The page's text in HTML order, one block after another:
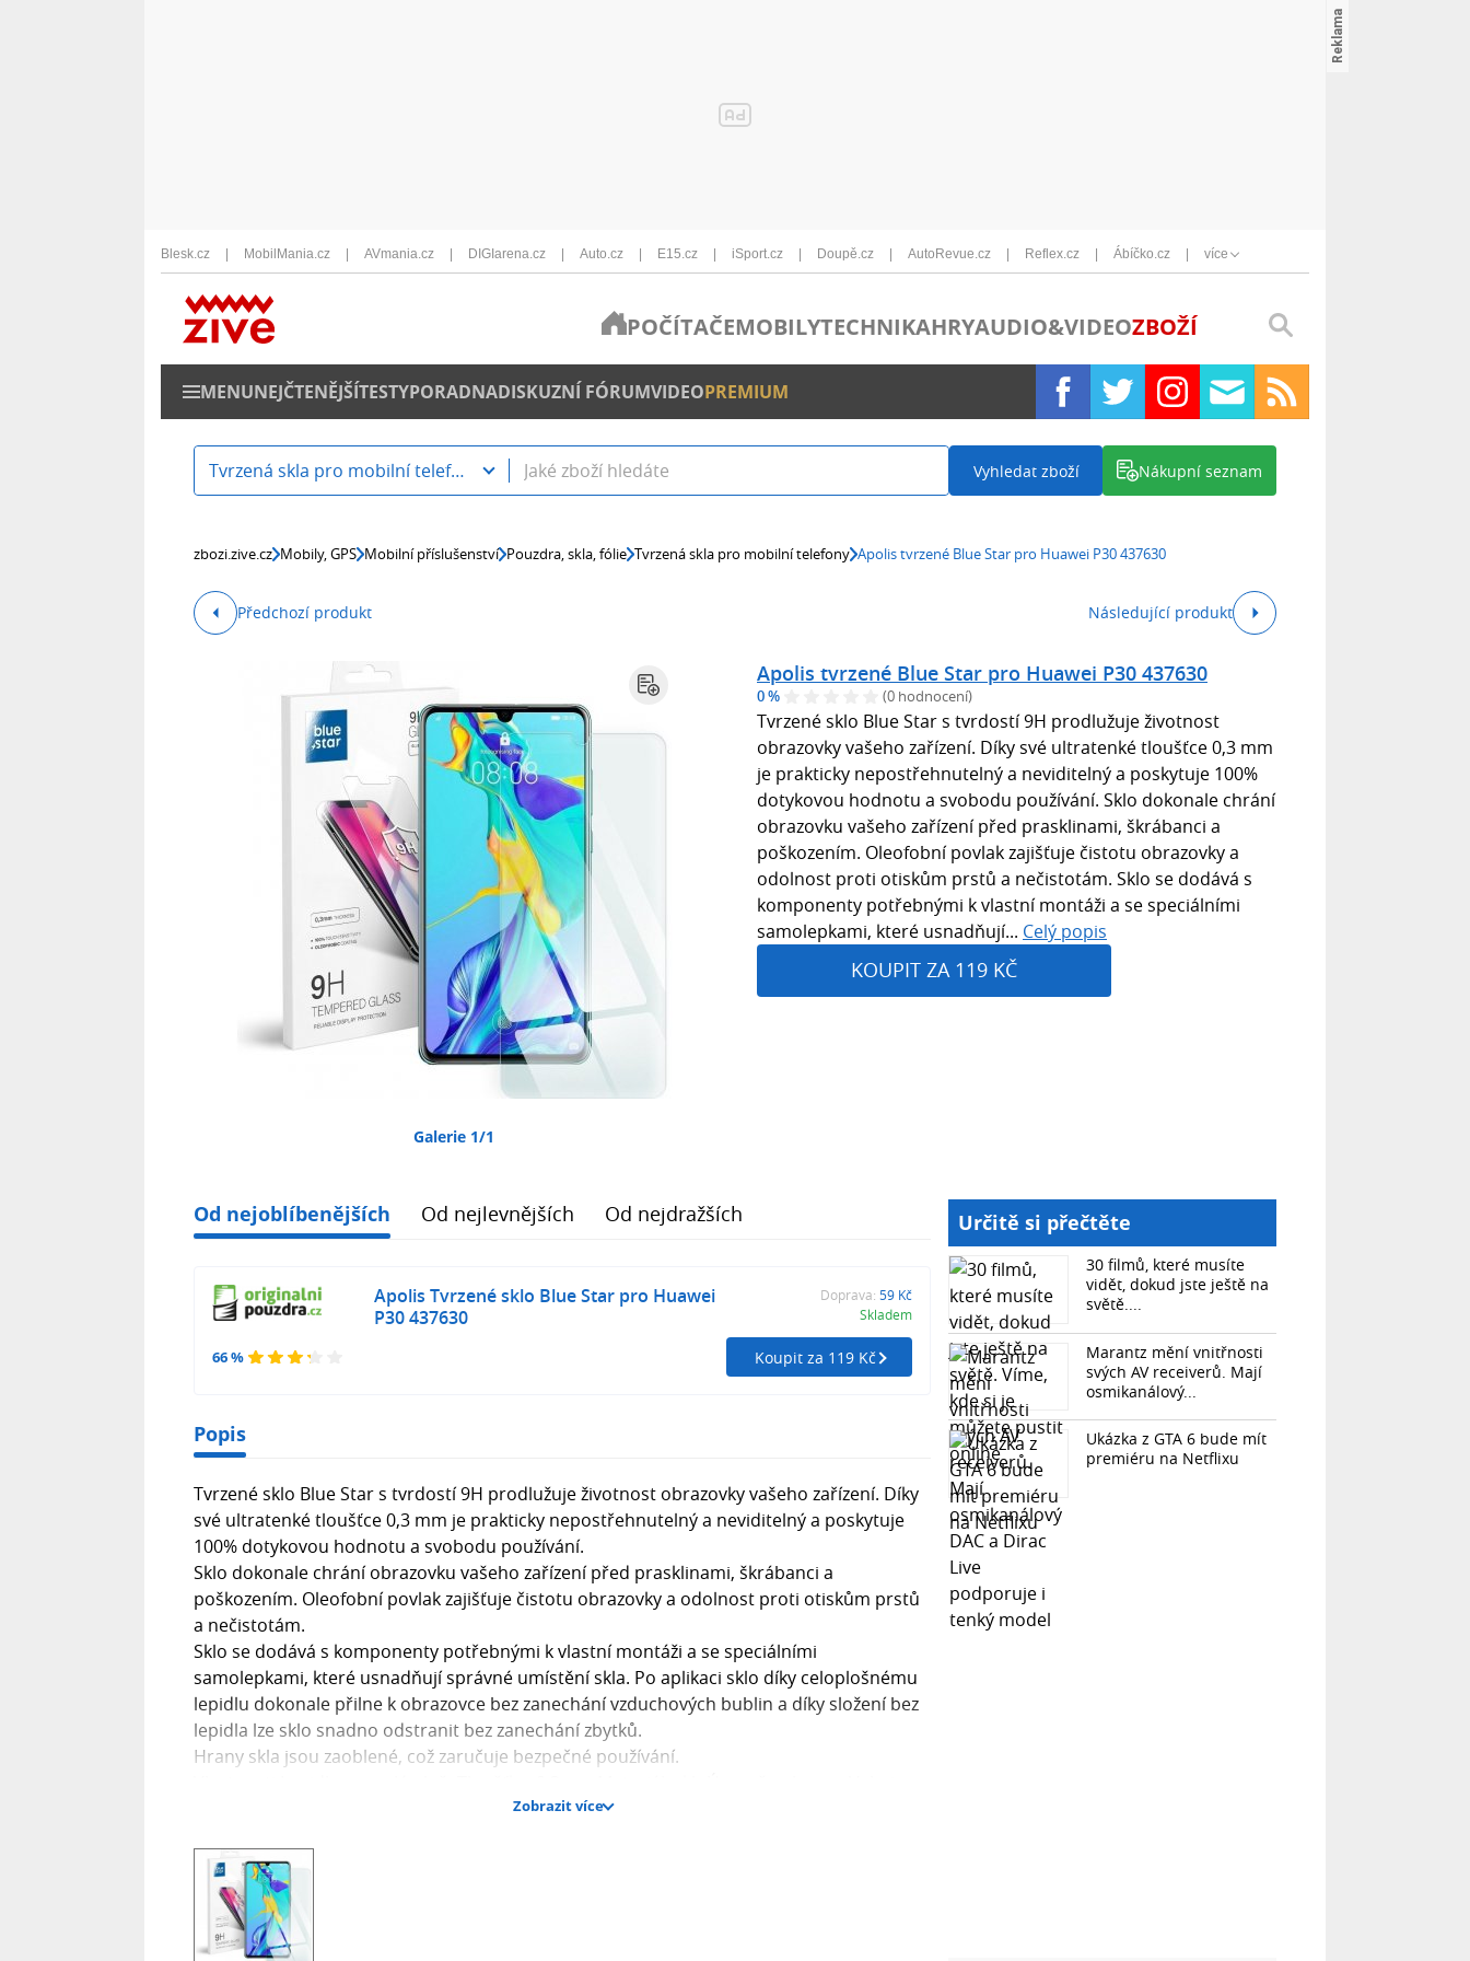
Blesk.cz MobilMania.cz AVmania.cz DIGIarena.cz Auto.cz E15.cz iSport.cz Doupě.cz AutoRevue.cz Reflex.cz Ábíčko.cz více
POČÍTAČEMOBILYTECHNIKAHRYAUDIO&VIDEOZBOŽÍ
MENUNEJČTENĚJŠÍTESTYPORADNADISKUZNÍ FÓRUMVIDEOPREMIUM
Tvrzená skla pro mobilní telefony Vyhledat zboží Nákupní seznam
zbozi.zive.cz Mobily, GPS Mobilní příslušenství Pouzdra, skla, fólie Tvrzená skla pro mobilní telefony Apolis tvrzené Blue Star pro Huawei P30 437630
Předchozí produkt Následující produkt
Galerie 1/1
Apolis tvrzené Blue Star pro Huawei P30 437630
0 % (0 hodnocení)
Tvrzené sklo Blue Star s tvrdostí 9H prodlužuje životnost
obrazovky vašeho zařízení. Díky své ultratenké tloušťce 0,3 mm
je prakticky nepostřehnutelný a neviditelný a poskytuje 100%
dotykovou hodnotu a svobodu používání. Sklo dokonale chrání
obrazovku vašeho zařízení před prasklinami, škrábanci a
poškozením. Oleofobní povlak zajišťuje čistotu obrazovky a
odolnost proti otiskům prstů a nečistotám. Sklo se dodává s
komponenty potřebnými k vlastní montáži a se speciálními
samolepkami, které usnadňují... Celý popis
KOUPIT ZA 119 KČ
Od nejoblíbenějších Od nejlevnějších Od nejdražších
66 %
Apolis Tvrzené sklo Blue Star pro Huawei
P30 437630
Doprava: 59 Kč
Skladem
Koupit za 119 Kč
Popis
Tvrzené sklo Blue Star s tvrdostí 9H prodlužuje životnost obrazovky vašeho zařízení. Díky
své ultratenké tloušťce 0,3 mm je prakticky nepostřehnutelný a neviditelný a poskytuje
100% dotykovou hodnotu a svobodu používání.
Sklo dokonale chrání obrazovku vašeho zařízení před prasklinami, škrábanci a
poškozením. Oleofobní povlak zajišťuje čistotu obrazovky a odolnost proti otiskům prstů
a nečistotám.
Sklo se dodává s komponenty potřebnými k vlastní montáži a se speciálními
samolepkami, které usnadňují správné umístění skla. Po aplikaci sklo díky celoplošnému
lepidlu dokonale přilne k obrazovce bez zanechání vzduchových bublin a díky složení bez
lepidla lze sklo snadno odstranit bez zanechání zbytků.
Hrany skla jsou zaoblené, což zaručuje bezpečné používání.
vysokáVzhled: barevné prvky kompatibilní s modelem telefonu
prachu- sada samolepek pro přesné umístění skla na obrazovku
Zobrazit více
Určitě si přečtěte
30 filmů, které musíte
vidět, dokud jste ještě na
světě....
Marantz mění vnitřnosti
svých AV receiverů. Mají
osmikanálový...
Ukázka z GTA 6 bude mít
premiéru na Netflixu